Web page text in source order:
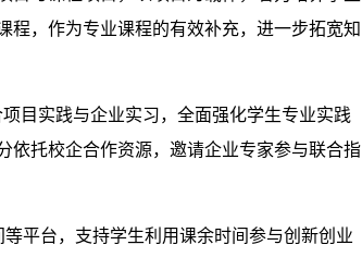
程，作为专业课程的有效补充，进一步拓宽知
目实践与企业实习，全面强化学生专业实践
依托校企合作资源，邀请企业专家参与联合指
等平台，支持学生利用课余时间参与创新创业